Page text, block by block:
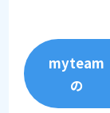
myteam
の